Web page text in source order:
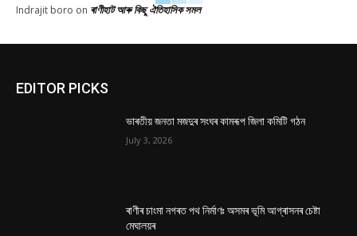
Indrajit boro on ৰাণীহাট আৰু কিছু ঐতিহাসিক সমল
EDITOR PICKS
ভাৰতীয় জনতা মজদুৰ সংঘৰ কামৰূপ জিলা কমিটি গঠন
July 3, 2026
ৰাণীৰ চাংমা নগৰত পথ নিৰ্মাণঃ অসমৰ ভূমি আগ্ৰাসনৰ চেষ্টা
মেঘালয়ৰ